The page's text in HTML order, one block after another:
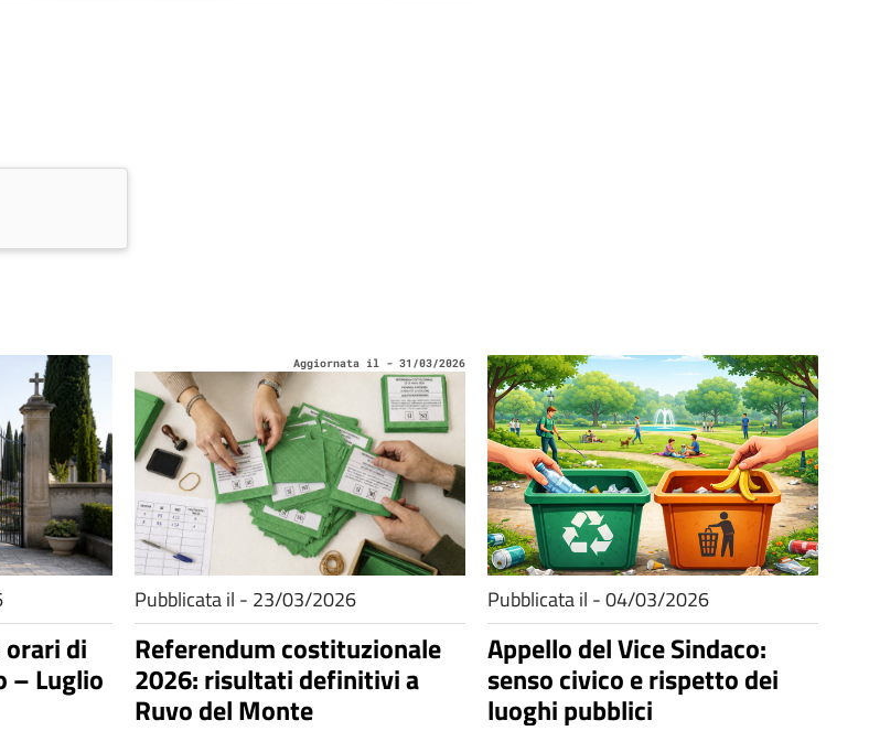
di
– Luglio
Aggiornata il - 31/03/2026
Pubblicata il - 23/03/2026
Referendum costituzionale
2026: risultati definitivi a
Ruvo del Monte
Pubblicata il - 04/03/2026
Appello del Vice Sindaco:
senso civico e rispetto dei
luoghi pubblici